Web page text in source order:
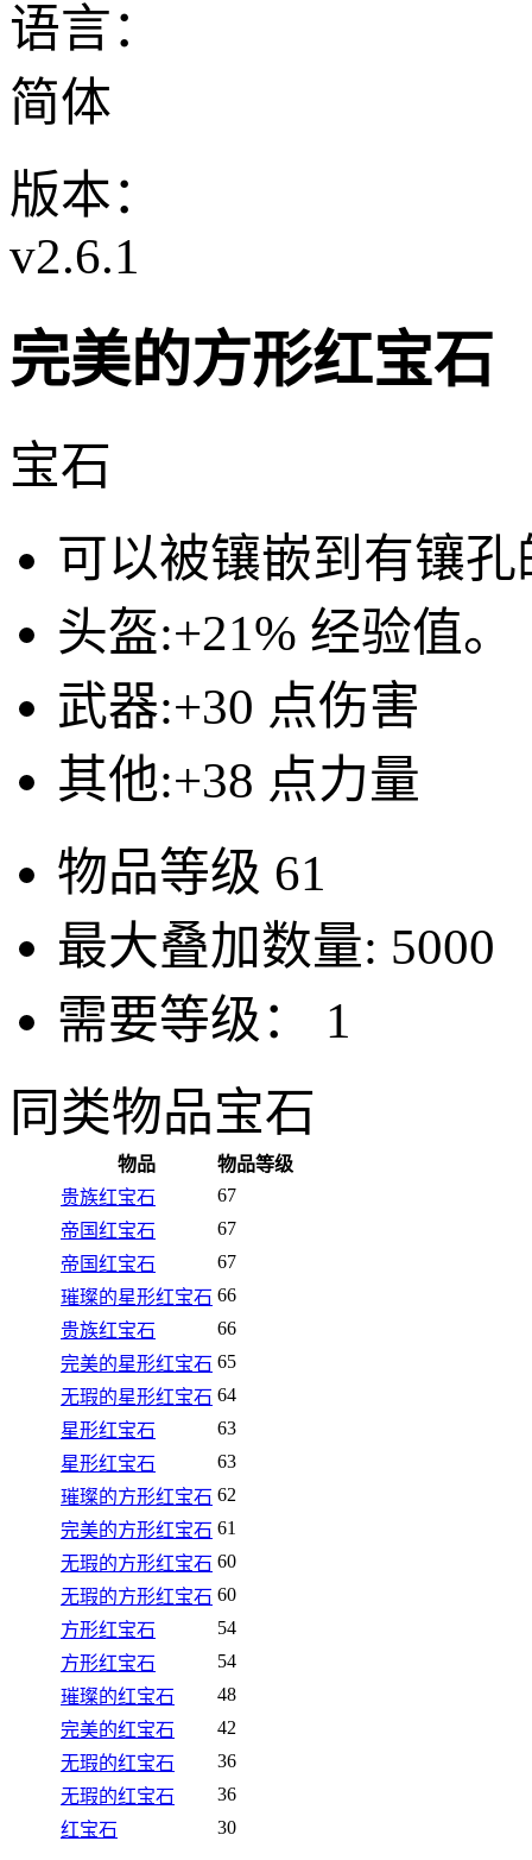
语言：
简体
版本：
v2.6.1
完美的方形红宝石
宝石
可以被镶嵌到有镶
头盔:+21% 经验值。
武器:+30 点伤害
其他:+38 点力量
物品等级 61
最大叠加数量: 5000
需要等级：
1
同类物品宝石
物品
物品等级
贵族红宝石
67
帝国红宝石
67
帝国红宝石
67
璀璨的星形红宝石 66
贵族红宝石
66
完美的星形红宝石 65
无瑕的星形红宝石 64
星形红宝石
63
星形红宝石
63
璀璨的方形红宝石 62
完美的方形红宝石 61
无瑕的方形红宝石 60
无瑕的方形红宝石 60
方形红宝石
54
方形红宝石
54
璀璨的红宝石
48
完美的红宝石
42
无瑕的红宝石
36
无瑕的红宝石
36
红宝石
30